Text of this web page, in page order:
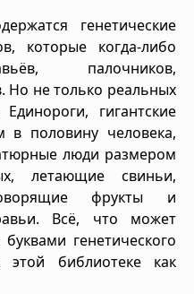
генетические
которые когда-либо
палочников,
Но не только реальных
гигантские
половину человека,
люди размером
летающие свиньи,
фрукты и
Всё, что может
генетического
библиотеке как